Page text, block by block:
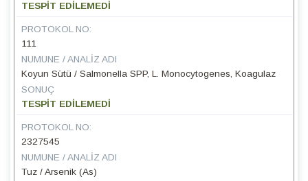
TESPİT EDİLEMEDİ
PROTOKOL NO:
111
NUMUNE / ANALIZ ADI
Koyun Sütü / Salmonella SPP, L. Monocytogenes, Koagulaz
SONUÇ
TESPİT EDİLEMEDİ
PROTOKOL NO:
2327545
NUMUNE / ANALIZ ADI
Tuz / Arsenik (As)